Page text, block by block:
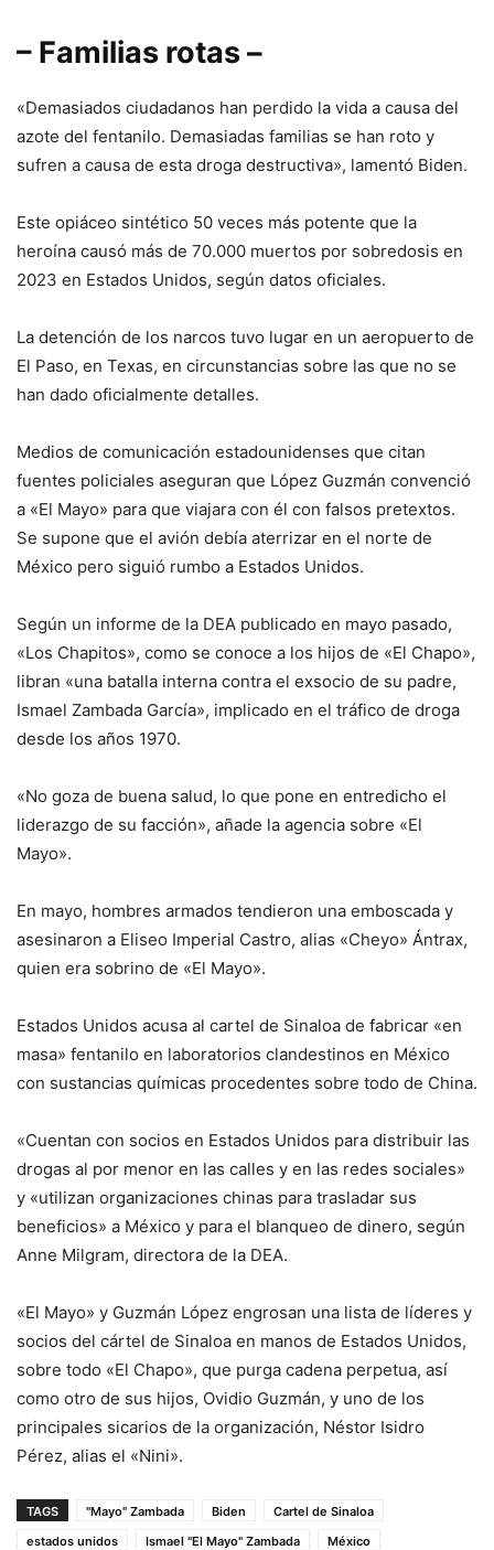
– Familias rotas –
«Demasiados ciudadanos han perdido la vida a causa del
azote del fentanilo. Demasiadas familias se han roto y
sufren a causa de esta droga destructiva», lamentó Biden.
Este opiáceo sintético 50 veces más potente que la
heroína causó más de 70.000 muertos por sobredosis en
2023 en Estados Unidos, según datos oficiales.
La detención de los narcos tuvo lugar en un aeropuerto de
El Paso, en Texas, en circunstancias sobre las que no se
han dado oficialmente detalles.
Medios de comunicación estadounidenses que citan
fuentes policiales aseguran que López Guzmán convenció
a «El Mayo» para que viajara con él con falsos pretextos.
Se supone que el avión debía aterrizar en el norte de
México pero siguió rumbo a Estados Unidos.
Según un informe de la DEA publicado en mayo pasado,
«Los Chapitos», como se conoce a los hijos de «El Chapo»,
libran «una batalla interna contra el exsocio de su padre,
Ismael Zambada García», implicado en el tráfico de droga
desde los años 1970.
«No goza de buena salud, lo que pone en entredicho el
liderazgo de su facción», añade la agencia sobre «El
Mayo».
En mayo, hombres armados tendieron una emboscada y
asesinaron a Eliseo Imperial Castro, alias «Cheyo» Ántrax,
quien era sobrino de «El Mayo».
Estados Unidos acusa al cartel de Sinaloa de fabricar «en
masa» fentanilo en laboratorios clandestinos en México
con sustancias químicas procedentes sobre todo de China.
«Cuentan con socios en Estados Unidos para distribuir las
drogas al por menor en las calles y en las redes sociales»
y «utilizan organizaciones chinas para trasladar sus
beneficios» a México y para el blanqueo de dinero, según
Anne Milgram, directora de la DEA.
«El Mayo» y Guzmán López engrosan una lista de líderes y
socios del cártel de Sinaloa en manos de Estados Unidos,
sobre todo «El Chapo», que purga cadena perpetua, así
como otro de sus hijos, Ovidio Guzmán, y uno de los
principales sicarios de la organización, Néstor Isidro
Pérez, alias el «Nini».
TAGS "Mayo" Zambada Biden
Cartel de Sinaloa
estados unidos
Ismael "El Mayo" Zambada México